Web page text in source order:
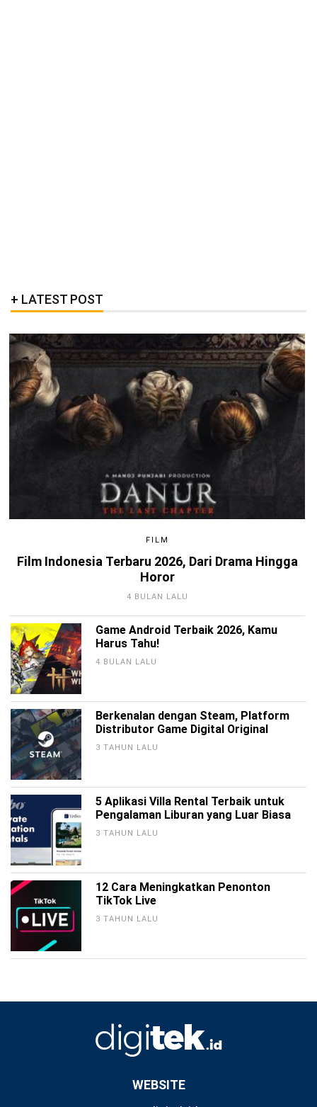
LATEST POST
FILM
Film Indonesia Terbaru 2026, Dari Drama Hingga
Horor
4 BULAN LALU
Game Android Terbaik 2026, Kamu
Harus Tahu!
4 BULAN LALU
Berkenalan dengan Steam, Platform
Distributor Game Digital Original
3 TAHUN LALU
5 Aplikasi Villa Rental Terbaik untuk
Pengalaman Liburan yang Luar Biasa
3 TAHUN LALU
12 Cara Meningkatkan Penonton
TikTok Live
3 TAHUN LALU
WEBSITE